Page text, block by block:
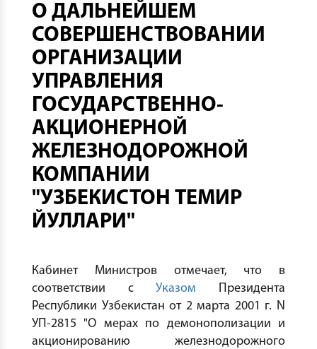
О ДАЛЬНЕЙШЕМ
СОВЕРШЕНСТВОВАНИИ
ОРГАНИЗАЦИИ
УПРАВЛЕНИЯ
ГОСУДАРСТВЕННО-
АКЦИОНЕРНОЙ
ЖЕЛЕЗНОДОРОЖНОЙ
КОМПАНИИ
"УЗБЕКИСТОН ТЕМИР
ЙУЛЛАРИ"
Кабинет Министров отмечает, что в
соответствии сУказом Президента
Республики Узбекистан от 2 марта 2001 г. N
УП-2815 "О мерах по демонополизации и
акционированию железнодорожного